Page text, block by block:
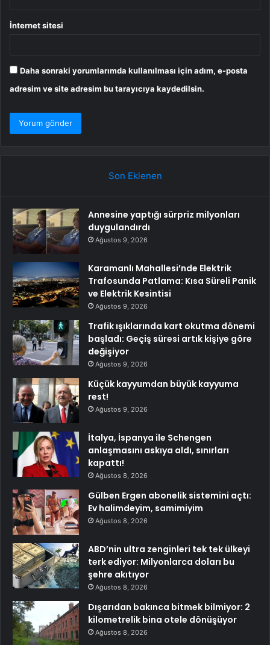
İnternet sitesi
Daha sonraki yorumlarımda kullanılması için adım, e-posta
adresim ve site adresim bu tarayıcıya kaydedilsin.
Son Eklenen
Annesine yaptığı sürpriz milyonları
duygulandırdı
Ağustos 9, 2026
Karamanlı Mahallesi’nde Elektrik
Trafosunda Patlama: Kısa Süreli Panik
ve Elektrik Kesintisi
Ağustos 9, 2026
Trafik ışıklarında kart okutma dönemi
başladı: Geçiş süresi artık kişiye göre
değişiyor
Ağustos 9, 2026
Küçük kayyumdan büyük kayyuma
rest!
Ağustos 9, 2026
İtalya, İspanya ile Schengen
anlaşmasını askıya aldı, sınırları
kapattı!
Ağustos 8, 2026
Gülben Ergen abonelik sistemini açtı:
Ev halimdeyim, samimiyim
Ağustos 8, 2026
ABD’nin ultra zenginleri tek tek ülkeyi
terk ediyor: Milyonlarca doları bu
şehre akıtıyor
Ağustos 8, 2026
Dışarıdan bakınca bitmek bilmiyor: 2
kilometrelik bina otele dönüşüyor
Ağustos 8, 2026